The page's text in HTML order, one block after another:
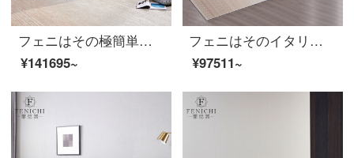
フェニはその極簡単な風を輸入しています。イタリアは真皮のソファーヘッド層の牛皮イタリア式を輸入しました。
¥141695~
フェニはそのイタリア式を極めて簡単に輸入します。頭の牛の皮を輸入します。ソファーの大きい家型の四人のイタリア人デザイナーの客間の真皮の家具の本革の袋です。
¥97511~